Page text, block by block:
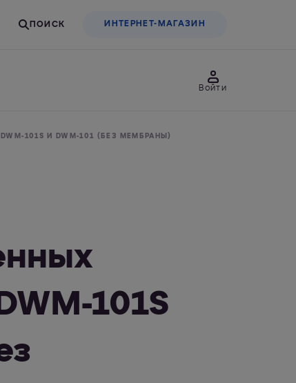
ИНТЕРНЕТ-МАГАЗИН
Войти
Для бизнеса
101S И DWM-101 (БЕЗ МЕМБРАНЫ)
101S